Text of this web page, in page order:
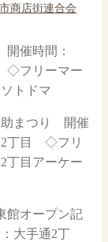
商店街連合会
催時間：
◇フリーマー
トドマ
まつり 開催
2丁目 ◇フリ
丁目アーケー
館オープン記
大手通2丁